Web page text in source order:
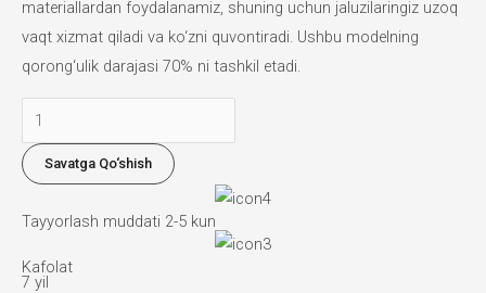
materiallardan foydalanamiz, shuning uchun jaluzilaringiz uzoq
vaqt xizmat qiladi va ko‘zni quvontiradi. Ushbu modelning
qorong‘ulik darajasi 70% ni tashkil etadi.
Combo
kun
va
jaluzilari
miqdori
Savatga Qo‘shish
Tayyorlash muddati 2-5 kun
Kafolat
7 yil